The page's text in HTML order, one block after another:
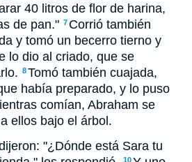
40 litros de flor de harina,
de pan." 7 Corrió también
y tomó un becerro tierno y
lo dio al criado, que se
8Tomó también cuajada,
había preparado, y lo puso
comían, Abraham se
ellos bajo el árbol.
"¿Dónde está Sara tu
10